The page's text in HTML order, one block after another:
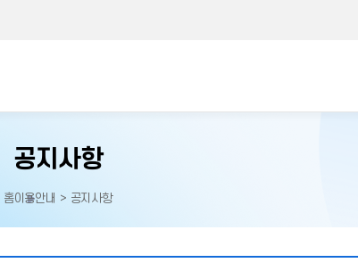
공지사항
홈으로
홈이용안내 > 공지사항